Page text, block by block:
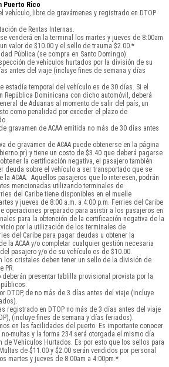
Puerto Rico
vehículo, libre de gravámenes y registrado en DTOP
de Rentas Internas.
venderá en la terminal los martes y jueves de 8:00am
valor de $10.00 y el sello de trauma $2.00.*
Pública (se compra en Santo Domingo).
de vehículos hurtados por la división de su
antes del viaje (incluye fines de semana y días
estadía temporal del vehículo es de 30 días. Si el
República Dominicana con dicho automóvil, deberá
de Aduanas al momento de salir del país, un
como penalidad por exceder el plazo de
gravamen de ACAA emitida no más de 30 días antes
de gravamen de ACAA puede obtenerse en la página
y tiene un costo de $3.40 que deberá pagarse
la certificación negativa, el pasajero también
deuda sobre el vehículo a ser transportado que se
la ACAA. Aquellos pasajeros que lo interesen, podrán
mencionadas utilizando terminales de
del Caribe tiene disponibles en el muelle
y jueves de 8:00 a.m. a 4:00 p.m. Ferries del Caribe
operaciones preparado para asistir a los pasajeros en
para la obtención de la certificación negativa de la
por la utilización de los terminales de
del Caribe para pagar deudas u obtener la
la ACAA y/o completar cualquier gestión necesaria
pasajero y/o de su vehículo es de $10.00.
los cristales deben tener un sello de la división de
PR.
presentar tablilla provisional provista por la
DTOP, de no más de 3 días antes del viaje (incluye
registrado en DTOP no más de 3 días antes del viaje
(incluye fines de semana y días feriados).
en las facilidades del puerto. Es importante conocer
multas y la forma 234 será otorgada el mismo día
de Vehículos Hurtados. Es por esto que los sellos para
de $11.00 y $2.00 serán vendidos por personal
martes y jueves de 8:00am a 4:00pm.*